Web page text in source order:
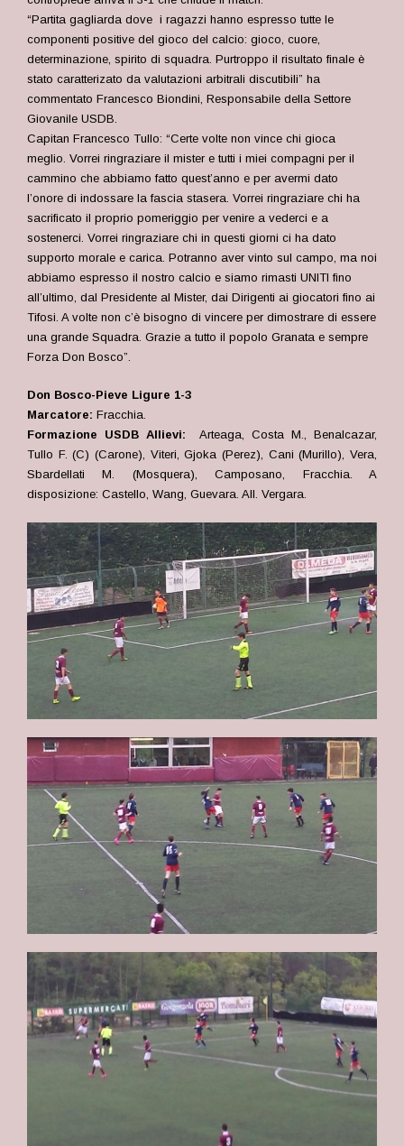
“Partita gagliarda dove i ragazzi hanno espresso tutte le
componenti positive del gioco del calcio: gioco, cuore,
determinazione, spirito di squadra. Purtroppo il risultato finale è
stato caratterizato da valutazioni arbitrali discutibili” ha
commentato Francesco Biondini, Responsabile della Settore
Giovanile USDB.
Capitan Francesco Tullo: “Certe volte non vince chi gioca
meglio. Vorrei ringraziare il mister e tutti i miei compagni per il
cammino che abbiamo fatto quest’anno e per avermi dato
l’onore di indossare la fascia stasera. Vorrei ringraziare chi ha
sacrificato il proprio pomeriggio per venire a vederci e a
sostenerci. Vorrei ringraziare chi in questi giorni ci ha dato
supporto morale e carica. Potranno aver vinto sul campo, ma noi
abbiamo espresso il nostro calcio e siamo rimasti UNITI fino
all’ultimo, dal Presidente al Mister, dai Dirigenti ai giocatori fino ai
Tifosi. A volte non c’è bisogno di vincere per dimostrare di essere
una grande Squadra. Grazie a tutto il popolo Granata e sempre
Forza Don Bosco”.
Don Bosco-Pieve Ligure 1-3
Marcatore: Fracchia.
Formazione USDB Allievi: Arteaga, Costa M., Benalcazar,
Tullo F. (C) (Carone), Viteri, Gjoka (Perez), Cani (Murillo), Vera,
Sbardellati M. (Mosquera), Camposano, Fracchia. A
disposizione: Castello, Wang, Guevara. All. Vergara.